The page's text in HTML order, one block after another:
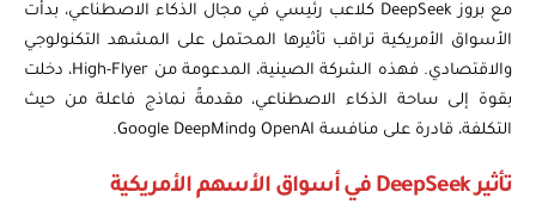
مع بروز DeepSeek كلاعب رئيسي في مجال الذكاء الاصطناعي، بدأت
الأسواق الأمريكية تراقب تأثيرها المحتمل على المشهد التكنولوجي
والاقتصادي. فهذه الشركة الصينية، المدعومة من High-Flyer، دخلت
بقوة إلى ساحة الذكاء الاصطناعي، مقدمةً نماذج فاعلة من حيث
التكلفة، قادرة على منافسة OpenAI وGoogle DeepMind.
تأثير DeepSeek في أسواق الأسهم الأمريكية